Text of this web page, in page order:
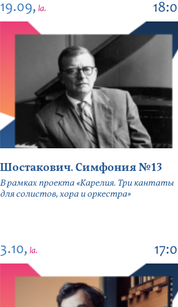
19.09, la.
Шостакович. Симфония №13
В рамках проекта «Карелия. Три кантаты
для солистов, хора и оркестра»
3.10, la.